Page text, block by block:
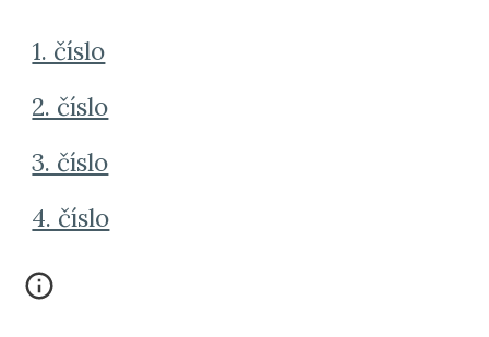
1. číslo
2. číslo
3. číslo
4. číslo